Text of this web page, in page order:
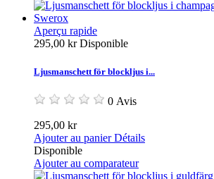
Aperçu rapide
295,00 krDisponible
Ljusmanschett för blockljus i...
0 Avis
295,00 kr
Ajouter au panier Détails
Disponible
Ajouter au comparateur